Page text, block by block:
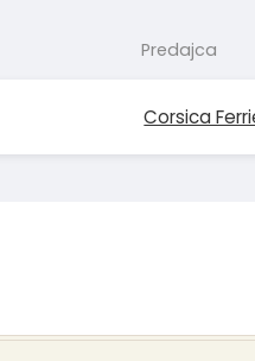
Predajca
Corsica